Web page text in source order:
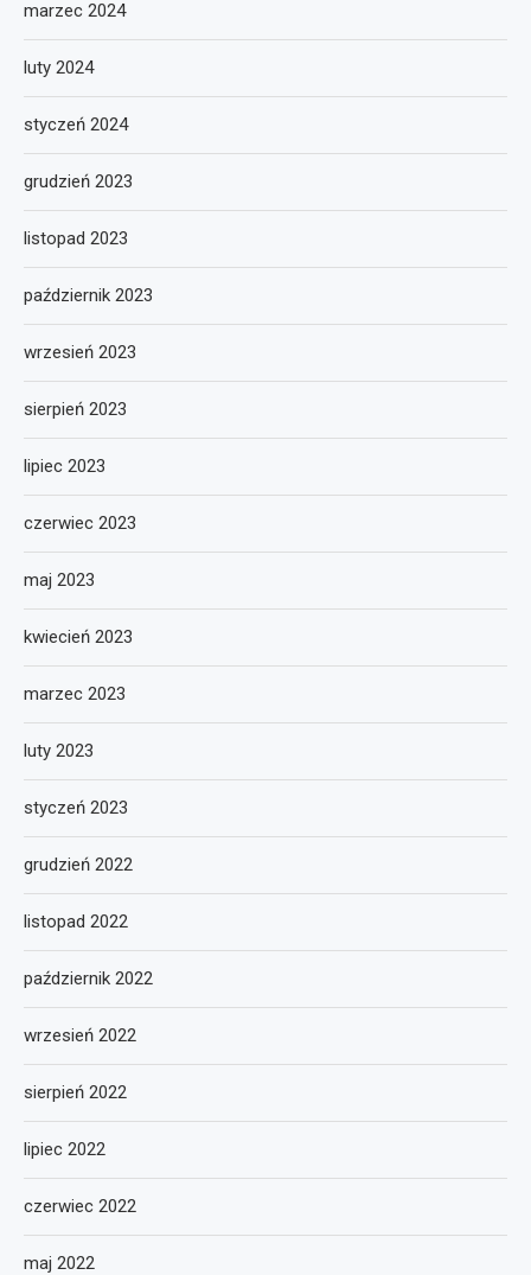
marzec 2024
luty 2024
styczeń 2024
grudzień 2023
listopad 2023
październik 2023
wrzesień 2023
sierpień 2023
lipiec 2023
czerwiec 2023
maj 2023
kwiecień 2023
marzec 2023
luty 2023
styczeń 2023
grudzień 2022
listopad 2022
październik 2022
wrzesień 2022
sierpień 2022
lipiec 2022
czerwiec 2022
maj 2022